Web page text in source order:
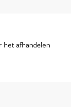
het afhandelen